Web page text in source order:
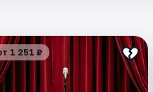
1 251 ₽